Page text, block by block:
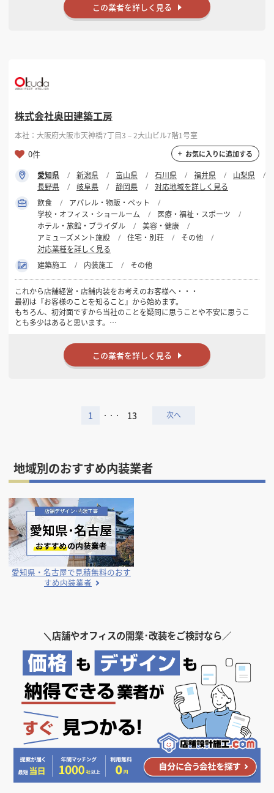
この業者を詳しく見る
株式会社奥田建築工房
本社：大阪府大阪市天神橋7丁目3－2大山ビル7階1号室
0件 お気に入りに追加する
愛知県 新潟県 富山県 石川県 福井県
山梨県
長野県
岐阜県 静岡県
対応地域を詳しく見る
飲食
アパレル・物販・ペット
学校・オフィス・ショールーム
医療・福祉・スポーツ
ホテル・旅館・ブライダル
美容・健康
アミューズメント施設
住宅・別荘
その他
対応業種を詳しく見る
建築施工
内装施工 その他
これから店舗経営・店舗内装をお考えのお客様へ・・・
最初は『お客様のことを知ること』から始めます。
もちろん、初対面ですから当社のことを疑問に思うことや不安に思うこ
とも多少はあると思います。
店舗を作るだけの業者ではなく、開業してからも深く長くお付き合いさ
せていただく為に、
この業者を詳しく見る
1 ・・・ 13
地域別のおすすめ内装業者
愛知県・名古屋で見積無料のおす
すめ内装業者
＼店舗やオフィスの開業･改装をご検討なら／